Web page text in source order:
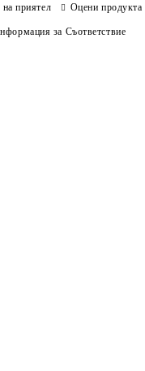
приятел Оцени продукта
за Съответствие